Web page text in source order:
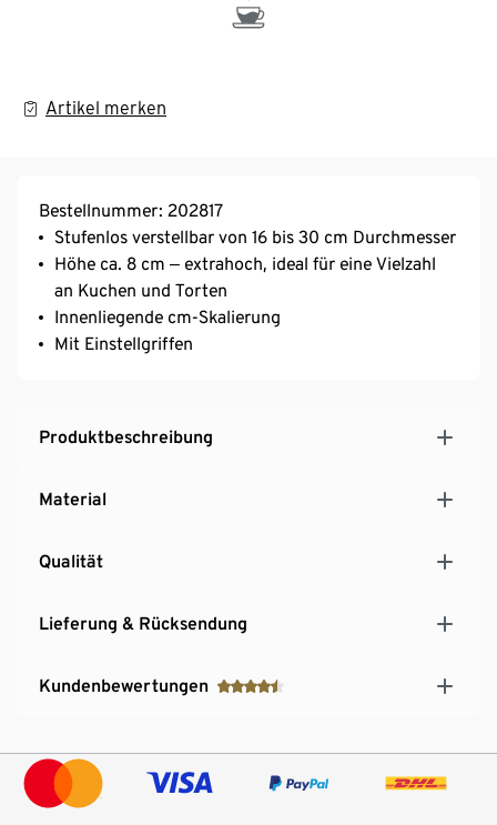
Artikel merken
Bestellnummer: 202817
Stufenlos verstellbar von 16 bis 30 cm Durchmesser
Höhe ca. 8 cm ‒ extrahoch, ideal für eine Vielzahl
an Kuchen und Torten
Innenliegende cm-Skalierung
Mit Einstellgriffen
Produktbeschreibung
Material
Qualität
Lieferung & Rücksendung
Kundenbewertungen